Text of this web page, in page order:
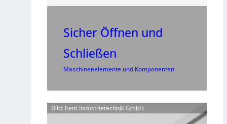
Sicher Öffnen und
Schließen
Maschinenelemente und Komponenten
Bild: Item Industrietechnik GmbH